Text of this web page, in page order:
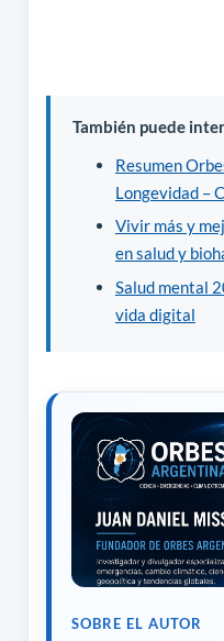
También puede
Resumen
Longevidad –
Vivir más y
en salud y
Salud mental
vida digital
SOBRE EL AUTOR